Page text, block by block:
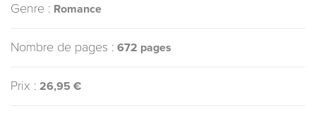
Genre : Romance
Nombre de pages : 672 pages
Prix : 26,95 €